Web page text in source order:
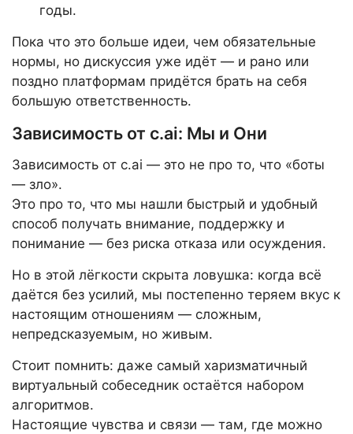
годы.
Пока что это больше идеи, чем обязательные
нормы, но дискуссия уже идёт — и рано или
поздно платформам придётся брать на себя
большую ответственность.
Зависимость от c.ai: Мы и Они
Зависимость от c.ai — это не про то, что «боты
— зло».
Это про то, что мы нашли быстрый и удобный
способ получать внимание, поддержку и
понимание — без риска отказа или осуждения.
Но в этой лёгкости скрыта ловушка: когда всё
даётся без усилий, мы постепенно теряем вкус к
настоящим отношениям — сложным,
непредсказуемым, но живым.
Стоит помнить: даже самый харизматичный
виртуальный собеседник остаётся набором
алгоритмов.
Настоящие чувства и связи — там, где можно